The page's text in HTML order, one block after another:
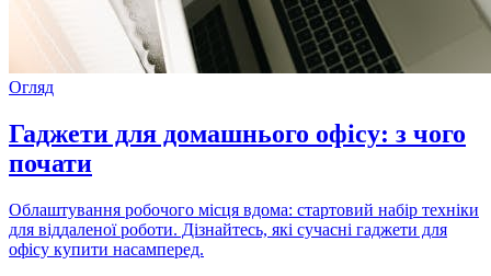
Огляд
Гаджети для домашнього офісу: з чого
почати
Облаштування робочого місця вдома: стартовий набір техніки
для віддаленої роботи. Дізнайтесь, які сучасні гаджети для
офісу купити насамперед.